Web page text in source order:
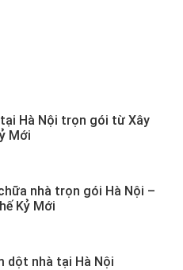
Hà Nội trọn gói từ Xây
Mới
nhà trọn gói Hà Nội –
Kỷ Mới
dột nhà tại Hà Nội